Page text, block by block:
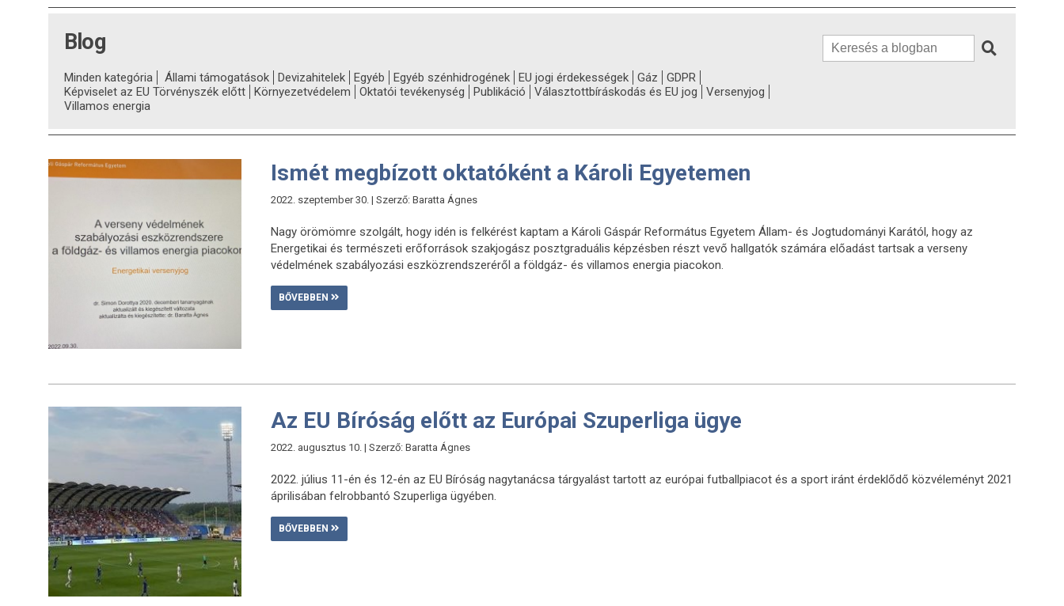
Blog
Minden kategória Állami támogatások Devizahitelek Egyéb Egyéb szénhidrogének EU jogi érdekességek Gáz
GDPR
Képviselet az EU Törvényszék előtt
Környezetvédelem Oktatói tevékenység Publikáció Választottbíráskodás és EU jog
Versenyjog
Villamos energia
Ismét megbízott oktatóként a Károli Egyetemen
2022. szeptember 30. | Szerző: Baratta Ágnes
Nagy örömömre szolgált, hogy idén is felkérést kaptam a Károli Gáspár Református Egyetem Állam- és Jogtudományi Karától, hogy az
Energetikai és természeti erőforrások szakjogász posztgraduális képzésben részt vevő hallgatók számára előadást tartsak a verseny
védelmének szabályozási eszközrendszeréről a földgáz- és villamos energia piacokon.
BŐVEBBEN
Az EU Bíróság előtt az Európai Szuperliga ügye
2022. augusztus 10. | Szerző: Baratta Ágnes
2022. július 11-én és 12-én az EU Bíróság nagytanácsa tárgyalást tartott az európai futballpiacot és a sport iránt érdeklődő közvéleményt 2021
áprilisában felrobbantó Szuperliga ügyében.
BŐVEBBEN